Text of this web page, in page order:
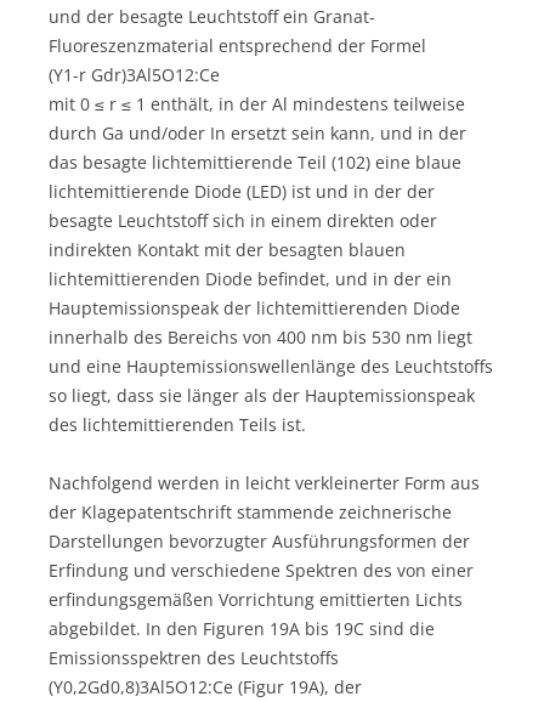
und der besagte Leuchtstoff ein Granat-
Fluoreszenzmaterial entsprechend der Formel
(Y1-r Gdr)3Al5O12:Ce
mit 0 ≤ r ≤ 1 enthält, in der Al mindestens teilweise
durch Ga und/oder In ersetzt sein kann, und in der
das besagte lichtemittierende Teil (102) eine blaue
lichtemittierende Diode (LED) ist und in der der
besagte Leuchtstoff sich in einem direkten oder
indirekten Kontakt mit der besagten blauen
lichtemittierenden Diode befindet, und in der ein
Hauptemissionspeak der lichtemittierenden Diode
innerhalb des Bereichs von 400 nm bis 530 nm liegt
und eine Hauptemissionswellenlänge des Leuchtstoffs
so liegt, dass sie länger als der Hauptemissionspeak
des lichtemittierenden Teils ist.
Nachfolgend werden in leicht verkleinerter Form aus
der Klagepatentschrift stammende zeichnerische
Darstellungen bevorzugter Ausführungsformen der
Erfindung und verschiedene Spektren des von einer
erfindungsgemäßen Vorrichtung emittierten Lichts
abgebildet. In den Figuren 19A bis 19C sind die
Emissionsspektren des Leuchtstoffs
(Y0,2Gd0,8)3Al5O12:Ce (Figur 19A), der